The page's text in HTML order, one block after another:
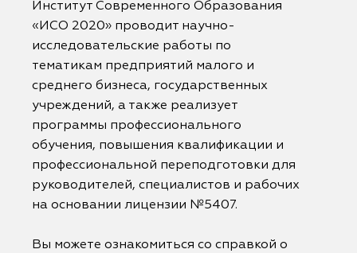
Институт Современного Образования
«ИСО 2020» проводит научно-
исследовательские работы по
тематикам предприятий малого и
среднего бизнеса, государственных
учреждений, а также реализует
программы профессионального
обучения, повышения квалификации и
профессиональной переподготовки для
руководителей, специалистов и рабочих
на основании лицензии №5407.
Вы можете ознакомиться со справкой о